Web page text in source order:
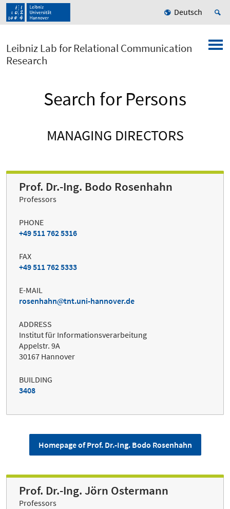
Deutsch
Leibniz Lab for Relational Communication
Research
Search for Persons
MANAGING DIRECTORS
Prof. Dr.-Ing. Bodo Rosenhahn
Professors
PHONE
+49 511 762 5316
FAX
+49 511 762 5333
E-MAIL
rosenhahn
tnt.uni-hannover.de
ADDRESS
Institut für Informationsverarbeitung
Appelstr. 9A
30167 Hannover
BUILDING
3408
Homepage of Prof. Dr.-Ing. Bodo Rosenhahn
Prof. Dr.-Ing. Jörn Ostermann
Professors